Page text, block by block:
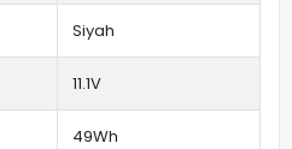
Siyah
11.1V
49Wh